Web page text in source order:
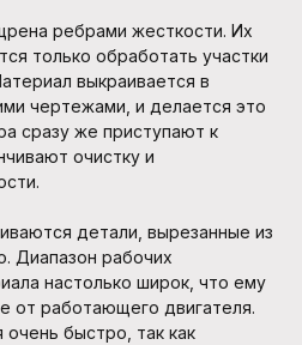
ребрами жесткости. Их
только обработать участки
выкраивается в
чертежами, и делается это
сразу же приступают к
очистку и
детали, вырезанные из
Диапазон рабочих
настолько широк, что ему
от работающего двигателя.
быстро, так как